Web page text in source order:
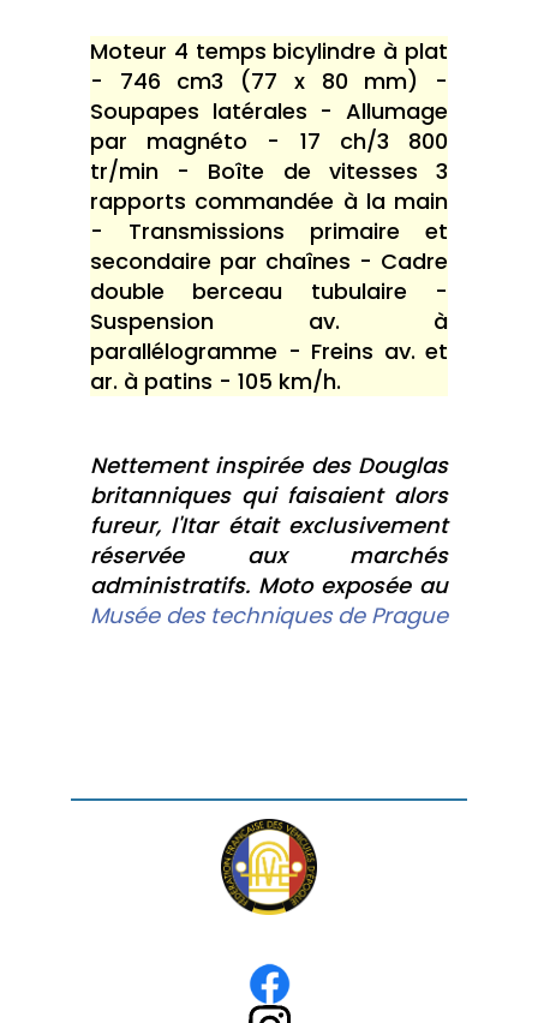
Moteur 4 temps bicylindre à plat
- 746 cm3 (77 x 80 mm) -
Soupapes latérales - Allumage
par magnéto - 17 ch/3 800
tr/min - Boîte de vitesses 3
rapports commandée à la main
- Transmissions primaire et
secondaire par chaînes - Cadre
double berceau tubulaire -
Suspension av. à
parallélogramme - Freins av. et
ar. à patins - 105 km/h.
Nettement inspirée des Douglas
britanniques qui faisaient alors
fureur, l'Itar était exclusivement
réservée aux marchés
administratifs. Moto exposée au
Musée des techniques de Prague